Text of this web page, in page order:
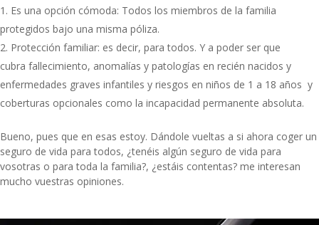
Es una opción cómoda: Todos los miembros de la familia
protegidos bajo una misma póliza.
Protección familiar: es decir, para todos. Y a poder ser que
cubra fallecimiento, anomalías y patologías en recién nacidos y
enfermedades graves infantiles y riesgos en niños de 1 a 18 años y
coberturas opcionales como la incapacidad permanente absoluta.
Bueno, pues que en esas estoy. Dándole vueltas a si ahora coger un
seguro de vida para todos, ¿tenéis algún seguro de vida para
vosotras o para toda la familia?, ¿estáis contentas? me interesan
mucho vuestras opiniones.